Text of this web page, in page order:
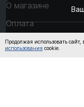
Дождевики
О магазине
Оплата
Доставка
Продолжая использовать сайт,
использования cookie.